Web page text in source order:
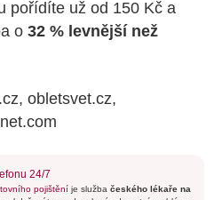
vodních sportů.
že díky modré průzračné
cenami – dobrou